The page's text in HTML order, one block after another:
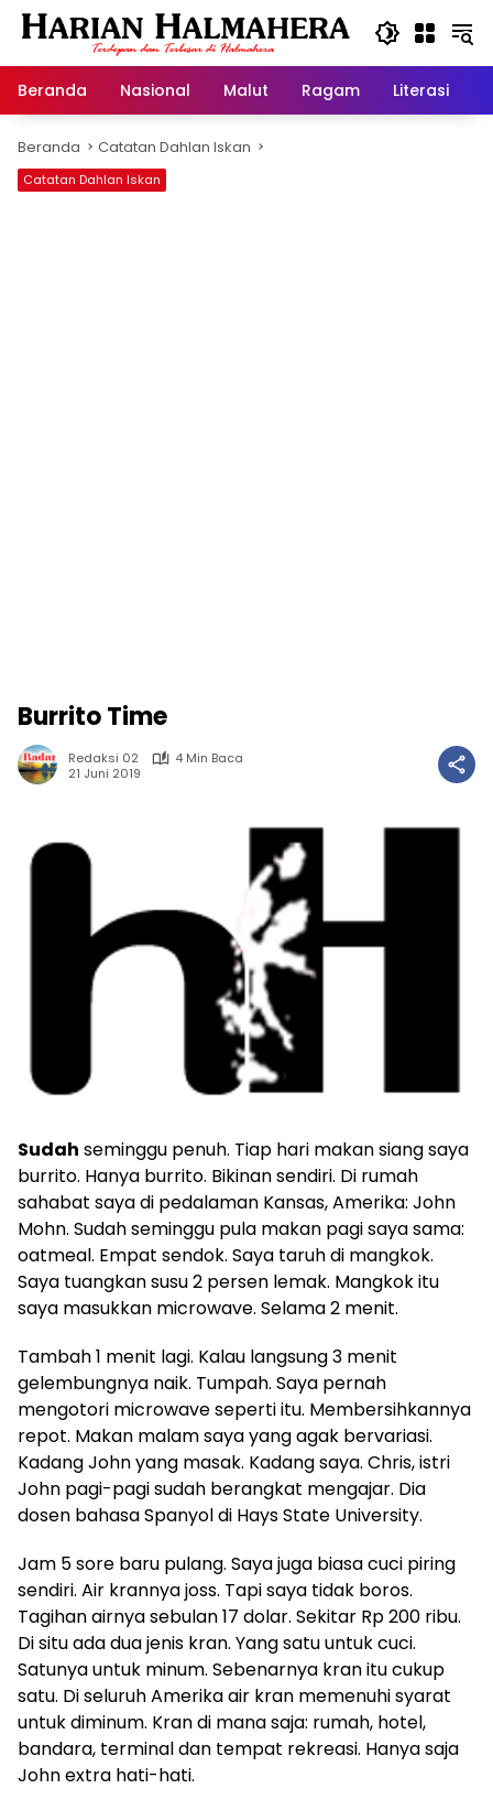
Langsung
Beranda
Nasional Malut Ragam Literasi
Beranda Catatan Dahlan Iskan
Catatan Dahlan Iskan
Burrito Time
Redaksi 02
4 Min Baca
21 Juni 2019
Sudah seminggu penuh. Tiap hari makan siang saya
burrito. Hanya burrito. Bikinan sendiri. Di rumah
sahabat saya di pedalaman Kansas, Amerika: John
Mohn. Sudah seminggu pula makan pagi saya sama:
oatmeal. Empat sendok. Saya taruh di mangkok.
Saya tuangkan susu 2 persen lemak. Mangkok itu
saya masukkan microwave. Selama 2 menit.
Tambah 1 menit lagi. Kalau langsung 3 menit
gelembungnya naik. Tumpah. Saya pernah
mengotori microwave seperti itu. Membersihkannya
repot. Makan malam saya yang agak bervariasi.
Kadang John yang masak. Kadang saya. Chris, istri
John pagi-pagi sudah berangkat mengajar. Dia
dosen bahasa Spanyol di Hays State University.
Jam 5 sore baru pulang. Saya juga biasa cuci piring
sendiri. Air krannya joss. Tapi saya tidak boros.
Tagihan airnya sebulan 17 dolar. Sekitar Rp 200 ribu.
Di situ ada dua jenis kran. Yang satu untuk cuci.
Satunya untuk minum. Sebenarnya kran itu cukup
satu. Di seluruh Amerika air kran memenuhi syarat
untuk diminum. Kran di mana saja: rumah, hotel,
bandara, terminal dan tempat rekreasi. Hanya saja
John extra hati-hati.